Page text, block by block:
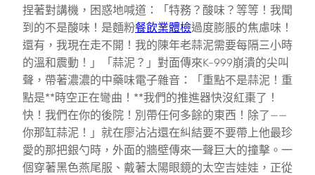
捏著對講機，困惑地喊道：「特務？酸味？等等！我聞
到的不是酸味！是麵粉餐飲業體檢過度膨脹的焦慮味！
還有，我現在走不開！我的陳年老蒜泥需要每隔三小時
的溫和震動！」「蒜泥？」對面傳來K-999崩潰的尖叫
聲，帶著濃濃的中藥味電子雜音：「重點不是蒜泥！重
點是**時空正在彎曲！**我們的推進器快沒紅棗了！
快！我們在你的後院！別帶任何多餘的東西！除了——
你那缸蒜泥！」就在廖沾沾還在糾結要不要帶上他最珍
愛的那把銀勺時，外面的牆壁傳來一聲巨大的撞擊。一
個穿著黑色燕尾服、戴著太陽眼鏡的太空吉娃娃，正從